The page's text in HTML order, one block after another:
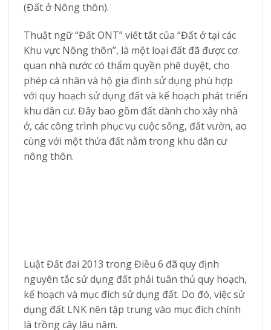
(Đất ở Nông thôn).
Thuật ngữ “Đất ONT” viết tắt của “Đất ở tại các
Khu vực Nông thôn”, là một loại đất đã được cơ
quan nhà nước có thẩm quyền phê duyệt, cho
phép cá nhân và hộ gia đình sử dụng phù hợp
với quy hoạch sử dụng đất và kế hoạch phát triển
khu dân cư. Đây bao gồm đất dành cho xây nhà
ở, các công trình phục vụ cuộc sống, đất vườn, ao
cùng với một thửa đất nằm trong khu dân cư
nông thôn.
Luật Đất đai 2013 trong Điều 6 đã quy định
nguyên tắc sử dụng đất phải tuân thủ quy hoạch,
kế hoạch và mục đích sử dụng đất. Do đó, việc sử
dụng đất LNK nên tập trung vào mục đích chính
là trồng cây lâu năm.